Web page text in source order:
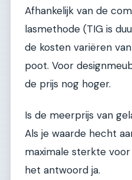
Afhankelijk van de
lasmethode (TIG is
de kosten variëren
poot. Voor
de prijs nog hoger.
Is de meerprijs van
Als je waarde hecht
maximale sterkte
het antwoord ja.